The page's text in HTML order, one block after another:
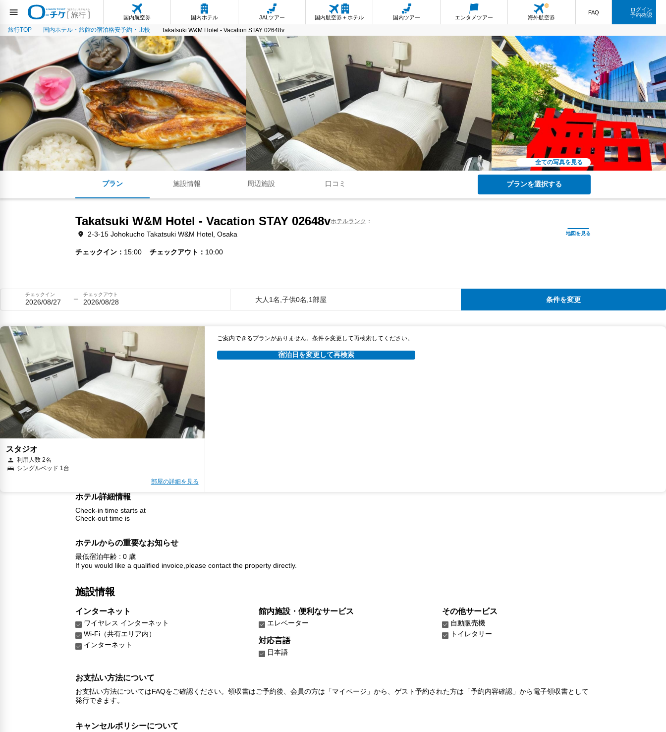
国内航空券 国内ホテル JALツアー 国内航空券＋ホテル 国内ツアー エンタメツアー 海外航空券
FAQ
ログイン
予約確認
旅行TOP 国内ホテル・旅館の宿泊格安予約・比較 Takatsuki W&M Hotel - Vacation STAY 02648v
全ての写真を見る
プラン 施設情報 周辺施設 口コミ プランを選択する
Takatsuki W&M Hotel - Vacation STAY 02648vホテルランク
2-3-15 Johokucho Takatsuki W&M Hotel, Osaka
チェックイン 15:00 チェックアウト 10:00
チェックイン
2026/08/27
チェックアウト
2026/08/28 大人1名,子供0名,1部屋 条件を変更
スタジオ
利用人数 2名
シングルベッド 1台
部屋の詳細を見る
ご案内できるプランがありません。条件を変更して再検索してください。
宿泊日を変更して再検索
ホテル詳細情報
Check-in time starts at
Check-out time is
ホテルからの重要なお知らせ
最低宿泊年齢 : 0 歳
If you would like a qualified invoice,please contact the property directly.
施設情報
インターネット
ワイヤレス インターネット
Wi-Fi（共有エリア内）
インターネット
館内施設・便利なサービス
エレベーター
対応言語
日本語
その他サービス
自動販売機
トイレタリー
お支払い方法について
お支払い方法についてはFAQをご確認ください。領収書はご予約後、会員の方は「マイページ」から、ゲスト予約された方は「予約内容確認」から電子領収書として
発行できます。
キャンセルポリシーについて